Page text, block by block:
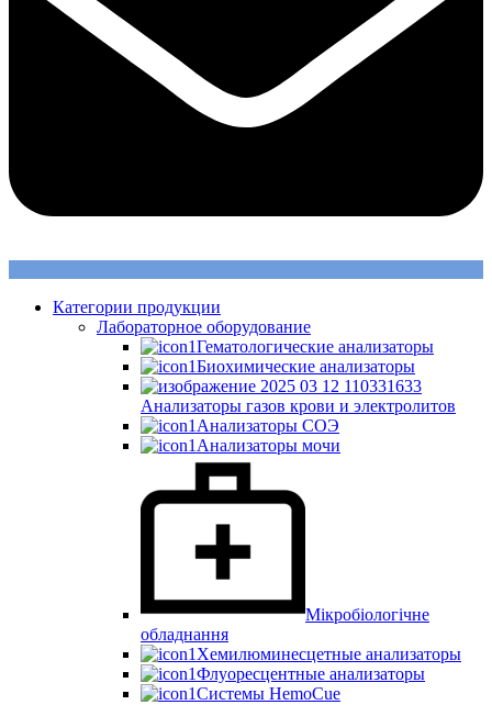
Категории продукции
Лабораторное оборудование
Гематологические анализаторы
Биохимические анализаторы
Анализаторы газов крови и электролитов
Анализаторы СОЭ
Анализаторы мочи
Мікробіологічне
обладнання
Хемилюминесцетные анализаторы
Флуоресцентные анализаторы
Системы HemoCue